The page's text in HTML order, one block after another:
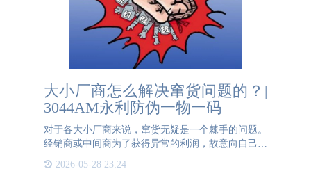
大小厂商怎么解决窜货问题的？|
3044AM永利防伪一物一码
对于各大小厂商来说，窜货无疑是一个棘手的问题。
经销商或中间商为了获得异常的利润，故意向自己辖
这种行为愈发的严重。扰乱了销售市场的价格，品牌
2026-05-28 23:24